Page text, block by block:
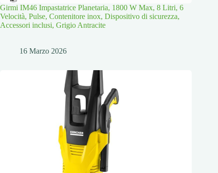
Girmi IM46 Impastatrice Planetaria, 1800 W Max, 8 Litri, 6
Velocità, Pulse, Contenitore inox, Dispositivo di sicurezza,
Accessori inclusi, Grigio Antracite
16 Marzo 2026